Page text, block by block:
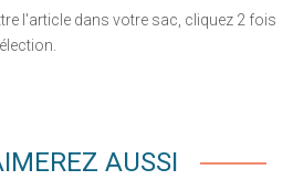
l'article dans votre sac, cliquez 2 fois
AUSSI